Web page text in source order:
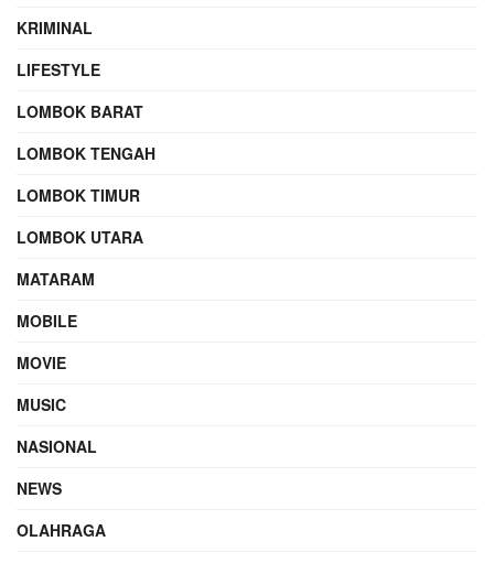
KRIMINAL
LIFESTYLE
LOMBOK BARAT
LOMBOK TENGAH
LOMBOK TIMUR
LOMBOK UTARA
MATARAM
MOBILE
MOVIE
MUSIC
NASIONAL
NEWS
OLAHRAGA